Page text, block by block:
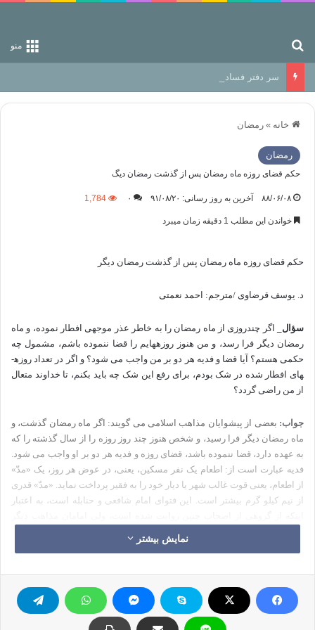
منو
سر دفتر فساد در زمین‌، دوری وکناره‌گیری از راه خداست‌!
خانه » رمضان
رمضان
حکم قضای روزه ماه رمضان پس از گذشت رمضان دیگ
۸۸/۰۶/۰۸ آخرین به روز رسانی: ۹۱/۰۸/۲۰ ۰ 1,784
خواندن این مطلب 1 دقیقه زمان میبرد
حکم قضای روزه ماه رمضان پس از گذشت رمضان دیگر
د. یوسف قرضاوی /مترجم: احمد نعمتی
سؤال_
اگر چندروزی از ماه رمضان را به خاطر عذر موجهی افطار نموده، و ماه
رمضان دیگر فرا رسد، و من هنوز روزه­هایم را قضا ننموده باشم، مشمول چه
حکمی هستم؟ آیا قضا و فدیه هر دو بر من واجب می شود؟ و اگر در تعداد روزه­
های افطار شده در شک بودم، برای رفع این شک چه باید بکنم، تا خداوند متعال
از من راضی گردد؟
جواب: بعضی از پیشوایان مذاهب اسلامی می گویند: اگر ماه رمضان گذشت، و
ماه رمضان دیگر فرا رسید، و شخص هنوز چند روز روزه را از سال گذشته را که
به عهده دارد، قضا ننموده باشد، قضای روزه و فدیه هر دو بر او واجب می شود.
فدیه عبارت است از: اطعام یک نفر مسکین، یعنی، در عوض هر روز، یک «مدّ»
از اطعام، یعنی قوت غالب شهر یا دیار خود را به فقیر پرداخت نماید. «مدّ» قدری
از نیم کیلو گرم بیشتر است. این فتوای امام شافعی و حنابله است، به اعتبار
ولی اگر آن را انجام ندهد، ان شاءالله گناهی بر او نیست؛ به دلیل اینکه چنین
مطلبی در این ارتباط [به صراحت] ار طرق صحیح از پیامبر اکرم (ص) به ما
نمایش بیشتر